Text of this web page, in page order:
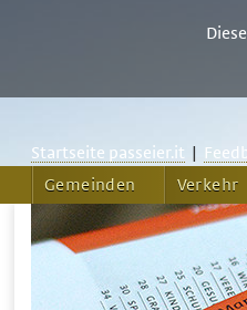
Startseite passeier.it
Gemeinden
Verkehr